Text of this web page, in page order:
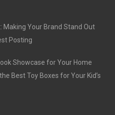
Making Your Brand Stand Out
Posting
Showcase for Your Home
Best Toy Boxes for Your Kid’s